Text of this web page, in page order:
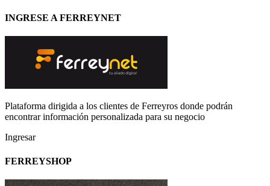
INGRESE A FERREYNET
Plataforma dirigida a los clientes de Ferreyros donde podrán
encontrar información personalizada para su negocio
Ingresar
FERREYSHOP